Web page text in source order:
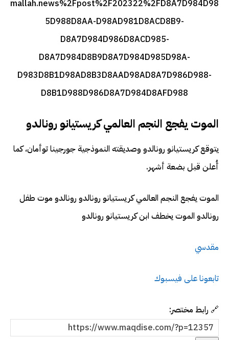
mallah.news%2Fpost%2F202322%2FD8A7D984D98
5D988D8AA-D98AD981D8ACD8B9-
D8A7D984D986D8ACD985-
D8A7D984D8B9D8A7D984D985D98A-
D983D8B1D98AD8B3D8AAD98AD8A7D986D988-
D8B1D988D986D8A7D984D8AFD988
الموت يفجع النجم العالمي كريستيانو رونالدو
يتوقع كريستيانو رونالدو وصديقته النموذجية جورجينا توأمان، كما
أُعلن قبل بضعة أشهر.
الموت يفجع النجم العالمي كريستيانو رونالدو رونالدو موت طفل
رونالدو الموت يخطف ابن كريستيانو رونالدو
مقدسي
تابعونا على فيسبوك
🔗 رابط مختصر: